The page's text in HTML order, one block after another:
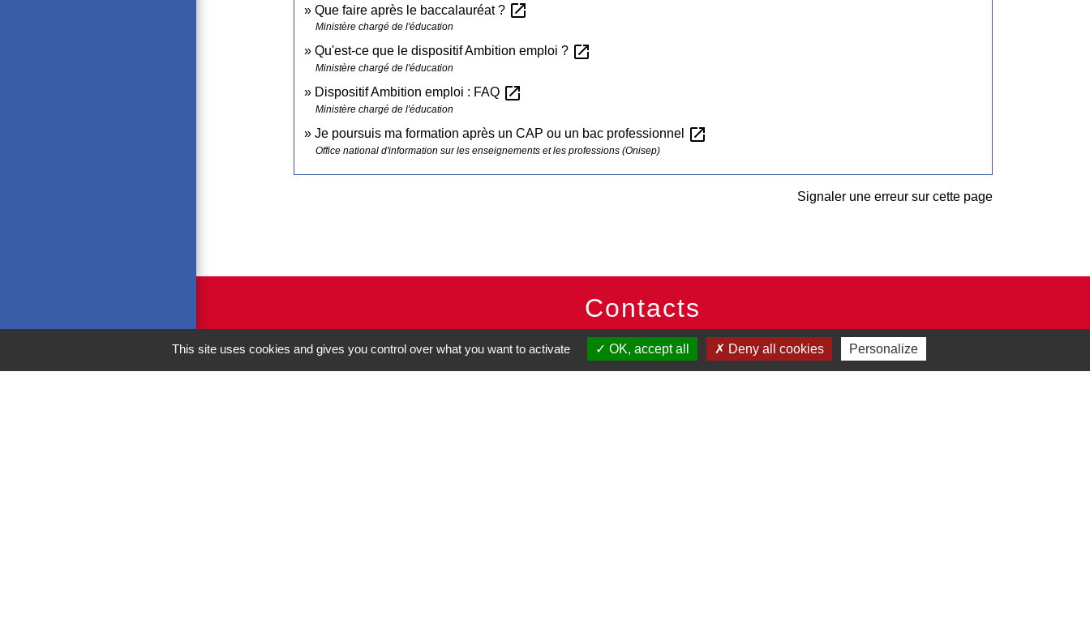
Que faire après le baccalauréat ? open_in_new
Ministère chargé de l'éducation
Qu'est-ce que le dispositif Ambition emploi ? open_in_new
Ministère chargé de l'éducation
Dispositif Ambition emploi : FAQ open_in_new
Ministère chargé de l'éducation
Je poursuis ma formation après un CAP ou un bac professionnel open_in_new
Office national d'information sur les enseignements et les professions (Onisep)
Signaler une erreur sur cette page
Contacts
Commune de Pullay
2 rue des Rossignols
This site uses cookies and gives you control over what you want to activate OK, accept all Deny all cookies Personalize